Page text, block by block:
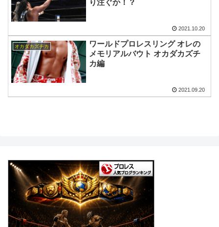
り注ぐか！？
2021.10.20
オカダカズチカ
ワールドプロレスリング オレの
メモリアルバウト オカダカズチ
カ編
2021.09.20